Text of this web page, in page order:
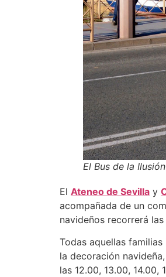
El Bus de la
El Ateneo de Sevilla y
acompañada de un
navideños recorrerá
Todas aquellas
la decoración
las 12.00, 13.00,